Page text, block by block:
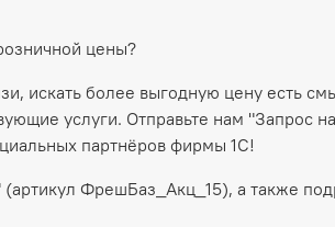
цены?
искать более выгодную цену есть
услуги. Отправьте нам "Запрос
партнёров фирмы 1С!
ФрешБаз_Акц_15), а также